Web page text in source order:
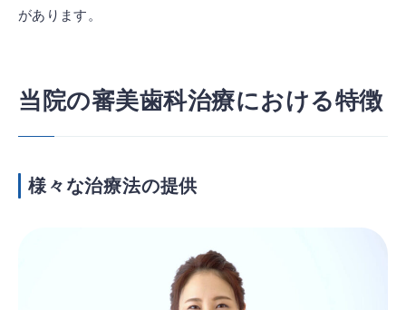
があります。
当院の審美歯科治療における特徴
様々な治療法の提供